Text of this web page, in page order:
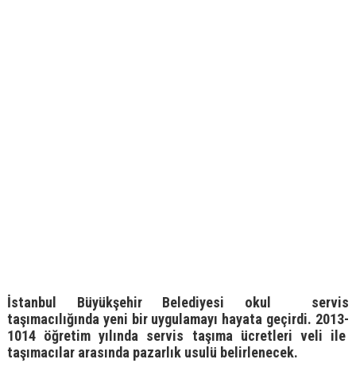
İstanbul Büyükşehir Belediyesi okul servis
taşımacılığında yeni bir uygulamayı hayata geçirdi. 2013-
1014 öğretim yılında servis taşıma ücretleri veli ile
taşımacılar arasında pazarlık usulü belirlenecek.